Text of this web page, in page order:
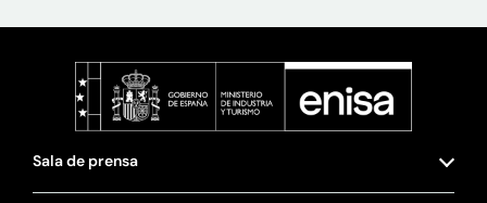
Sala de prensa